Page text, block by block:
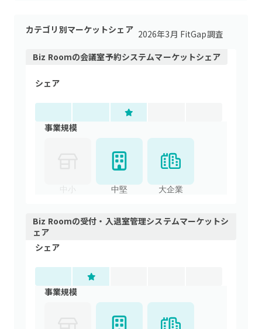
カテゴリ別マーケットシェア 2026年3月 FitGap調査
Biz Roomの会議室予約システムマーケットシェア
シェア
事業規模
中堅 大企業
Biz Roomの受付・入退室管理システムマーケットシ
ェア
シェア
事業規模